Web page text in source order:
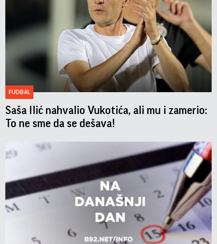
FUDBAL
Saša Ilić nahvalio Vukotića, ali mu i zamerio:
To ne sme da se dešava!